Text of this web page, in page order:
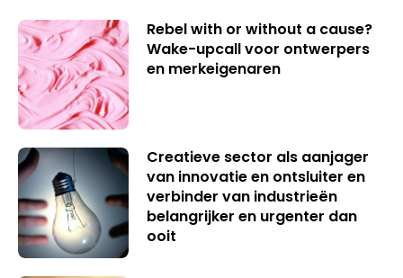
Rebel with or without a cause?
Wake-upcall voor ontwerpers
en merkeigenaren
Creatieve sector als aanjager
van innovatie en ontsluiter en
verbinder van industrieën
belangrijker en urgenter dan
ooit